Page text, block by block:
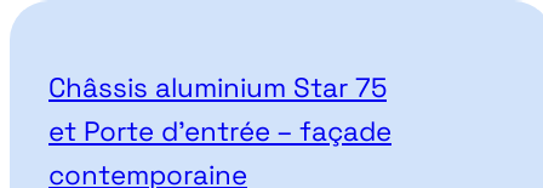
Châssis aluminium Star 75
et Porte d’entrée – façade
contemporaine